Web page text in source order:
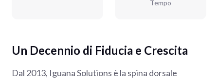
Tempo
Un Decennio di Fiducia e Crescita
Dal 2013, Iguana Solutions è la spina dorsale